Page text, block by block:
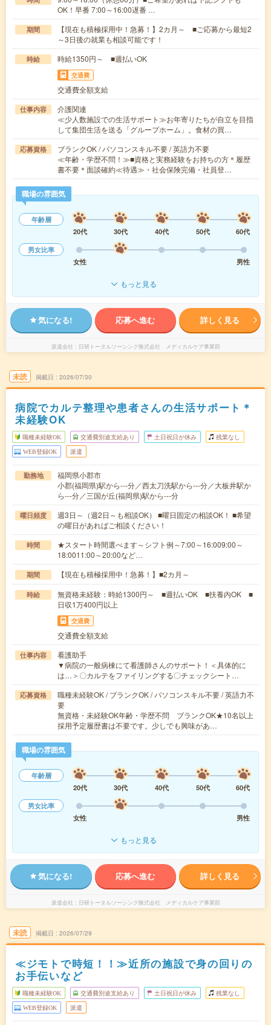
OK！早番 7:00～16:00遅番 …
期間
【現在も積極採用中！急募！】2カ月～ ■ご応募から最短2
～3日後の就業も相談可能です！
時給 時給1350円～ ■週払いOK
交通費
交通費全額支給
仕事内容
介護関連
≪少人数施設での生活サポート≫お年寄りたちが自立を目指
して集団生活を送る「グループホーム」。食材の買…
応募資格
ブランクOK / パソコンスキル不要 / 英語力不要
≪年齢・学歴不問！≫■資格と実務経験をお持ちの方＊履歴
書不要＊面談確約≪待遇≫・社会保険完備・社員登…
職場の雰囲気
年齢層
20代
30代 40代 50代
60代
男女比率
女性
男性
もっと見る
気になる! 応募へ進む 詳しく見る
派遣会社 日研トータルソーシング株式会社 メディカルケア事業部
未読 掲載日 2026/07/30
病院でカルテ整理や患者さんの生活サポート＊
未経験OK
職種未経験OK 交通費別途支給あり 土日祝日が休み 残業なし
WEB登録OK 派遣
勤務地
福岡県小郡市
小郡(福岡県)駅から---分／西太刀洗駅から---分／大板井駅か
ら---分／三国が丘(福岡県)駅から---分
曜日頻度
週3日～（週2日～も相談OK） ■曜日固定の相談OK！ ■希望
の曜日があればご相談ください！
時間
★スタート時間選べます～シフト例～7:00～16:009:00～
18:0011:00～20:00など…
期間 【現在も積極採用中！急募！】■2カ月～
時給
無資格未経験：時給1300円～ ■週払いOK ■扶養内OK ■
日収1万400円以上
交通費
交通費全額支給
仕事内容
看護助手
▼病院の一般病棟にて看護師さんのサポート！＜具体的に
は…＞〇カルテをファイリングする〇チェックシート…
応募資格
職種未経験OK / ブランクOK / パソコンスキル不要 / 英語力不
要
無資格・未経験OK年齢・学歴不問 ブランクOK★10名以上
採用予定履歴書は不要です。少しでも興味があ…
職場の雰囲気
年齢層
20代
30代 40代 50代
60代
男女比率
女性
男性
もっと見る
気になる! 応募へ進む 詳しく見る
派遣会社 日研トータルソーシング株式会社 メディカルケア事業部
未読 掲載日 2026/07/29
≪ジモトで時短！！≫近所の施設で身の回りの
お手伝いなど
職種未経験OK 交通費別途支給あり 土日祝日が休み 残業なし
WEB登録OK 派遣